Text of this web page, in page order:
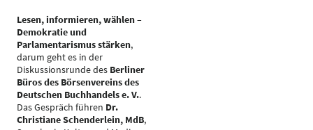
Lesen, informieren, wählen –
Demokratie und
Parlamentarismus stärken,
darum geht es in der
Diskussionsrunde des Berliner
Büros des Börsenvereins des
Deutschen Buchhandels e. V..
Das Gespräch führen Dr.
Christiane Schenderlein, MdB,